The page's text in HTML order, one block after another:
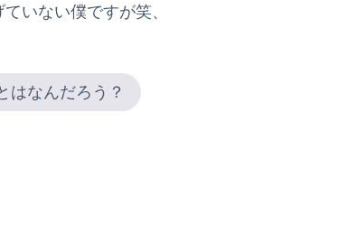
いない僕ですが笑、
はなんだろう？